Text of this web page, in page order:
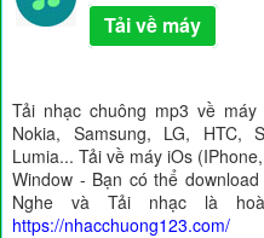
Tải về máy
Tải nhạc chuông mp3 về
Nokia, Samsung, LG, HTC,
Lumia... Tải về máy iOs
Window - Bạn có thể
Nghe và Tải nhạc là
https://nhacchuong123.com/